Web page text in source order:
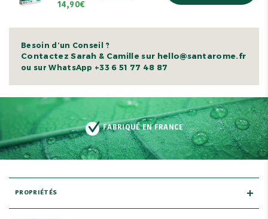
14,90€
Besoin d’un Conseil ?
Contactez Sarah & Camille sur hello@santarome.fr
ou sur WhatsApp +33 6 51 77 48 87
FABRIQUÉ EN FRANCE
PROPRIÉTÉS